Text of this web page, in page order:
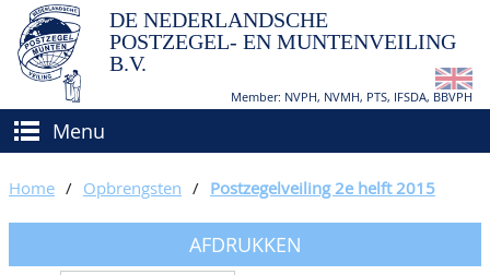
DE NEDERLANDSCHE
POSTZEGEL- EN MUNTENVEILING
B.V.
Member: NVPH, NVMH, PTS, IFSDA, BBVPH
Menu
(VER)KOPEN
Hoe verkopen?
BIEDEN
Home / Opbrengsten / Postzegelveiling 2e helft 2015
AFDRUKKEN